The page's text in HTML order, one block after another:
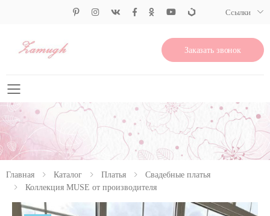
Ссылки
Заказать звонок
Свернуть меню
Главная Каталог Платья
Свадебные платья
Коллекция MUSE от производителя